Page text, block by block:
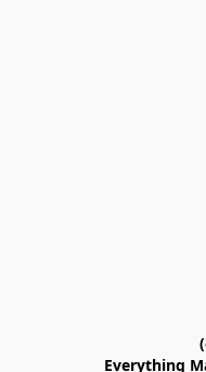
Everything